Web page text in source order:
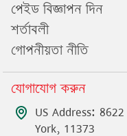
পেইড বিজ্ঞাপন দিন
শর্তাবলী
গোপনীয়তা নীতি
যোগাযোগ করুন
US Address:
York, 11373